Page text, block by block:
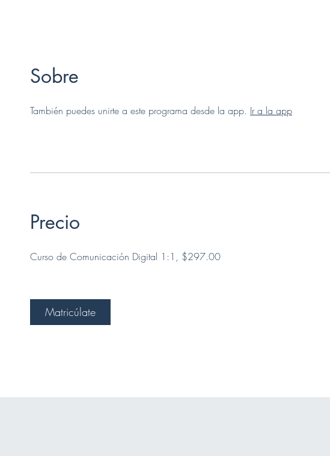
Sobre
También puedes unirte a este programa desde la app. Ir a la app
Precio
Curso de Comunicación Digital 1:1, $297.00
Matricúlate